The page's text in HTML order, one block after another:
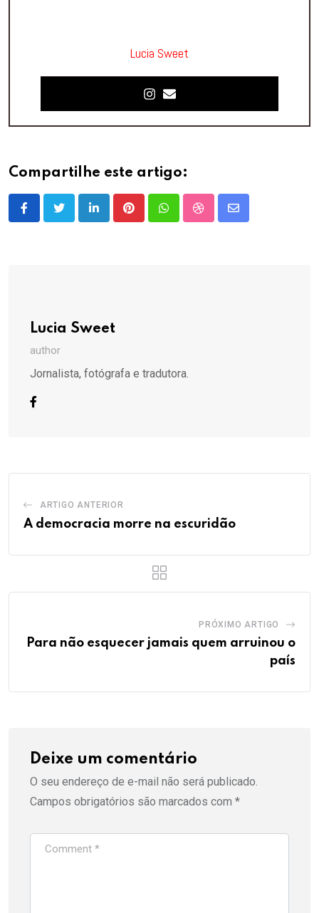
Lucia Sweet
Compartilhe este artigo:
LinkedInPinterestWhatsappStumbleUpon
Share
Lucia Sweet
author
Jornalista, fotógrafa e tradutora.
ARTIGO ANTERIOR
A democracia morre na escuridão
PRÓXIMO ARTIGO
Para não esquecer jamais quem arruinou o
país
Deixe um comentário
O seu endereço de e-mail não será publicado.
Campos obrigatórios são marcados com *